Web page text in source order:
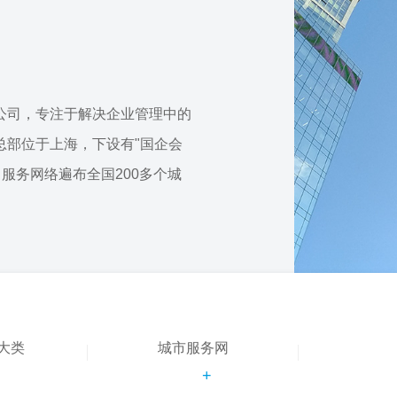
，专注于解决企业管理中的
部位于上海，下设有"国企会
务网络遍布全国200多个城
类 城市服务网
+